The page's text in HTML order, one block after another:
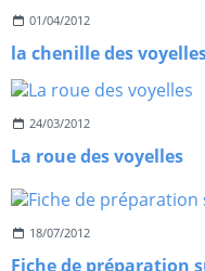
01/04/2012
la chenille des
24/03/2012
La roue des voyelles
18/07/2012
Fiche de préparation